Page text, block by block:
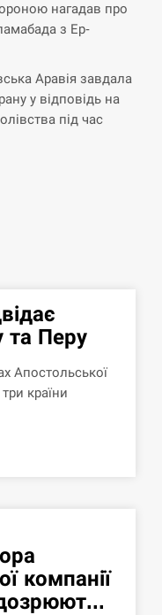
нагадав про
з Ер-
Аравія завдала
у відповідь на
під час
та Перу
Апостольської
країни
компанії